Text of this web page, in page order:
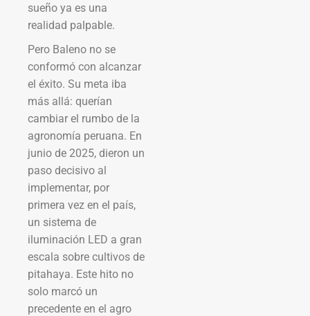
sueño ya es una
realidad palpable.
Pero Baleno no se
conformó con alcanzar
el éxito. Su meta iba
más allá: querían
cambiar el rumbo de la
agronomía peruana. En
junio de 2025, dieron un
paso decisivo al
implementar, por
primera vez en el país,
un sistema de
iluminación LED a gran
escala sobre cultivos de
pitahaya. Este hito no
solo marcó un
precedente en el agro